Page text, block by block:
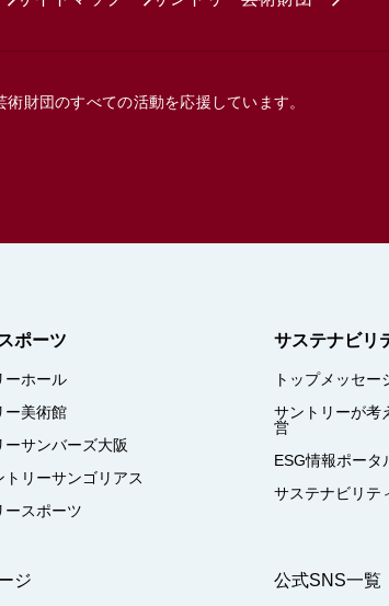
術財団のすべての活動を応援しています。
ポーツ
ーホール
ー美術館
ーサンバーズ大阪
トリーサンゴリアス
ースポーツ
サステナビリ
トップメッセー
サントリーが考
営
ESG情報ポータ
サステナビリテ
ジ 公式SNS一覧